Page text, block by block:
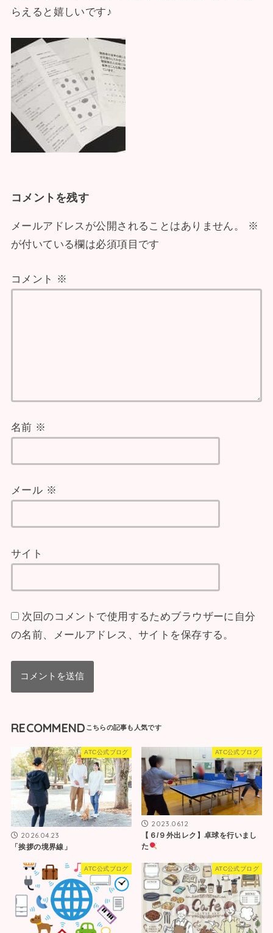
らえると嬉しいです♪
コメントを残す
メールアドレスが公開されることはありません。
※
が付いている欄は必須項目です
コメント ※
名前 ※
メール ※
サイト
次回のコメントで使用するためブラウザーに自分
の名前、メールアドレス、サイトを保存する。
RECOMMEND
ATC公式ブログ
2026.04.23
「挨拶の境界線」
ATC公式ブログ
2023.06.12
【６/９外出レク】卓球を行いまし
た
ATC公式ブログ ATC公式ブログ